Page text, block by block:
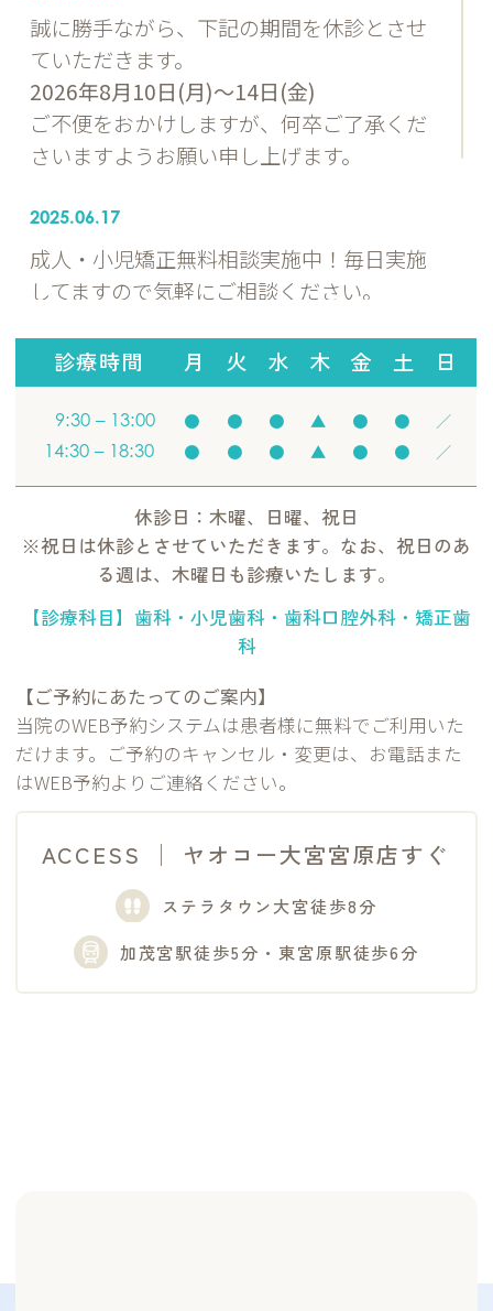
誠に勝手ながら、下記の期間を休診とさせ
ていただきます。
2026年8月10日(月)〜14日(金)
ご不便をおかけしますが、何卒ご了承くだ
さいますようお願い申し上げます。
2025.06.17
成人・小児矯正無料相談実施中！毎日実施
してますので気軽にご相談ください。
2025.06.12
ブログの更新始めました。
2025.06.06
HPを制作いたしました。今後共よろしくお
願いいたします。
診療時間 月 火 水 木 金 土 日
9:30 – 13:00 ● ● ● ▲ ● ● ／
14:30 – 18:30 ● ● ● ▲ ● ● ／
休診日：木曜、日曜、祝日
※祝日は休診とさせていただきます。なお、祝日のあ
る週は、木曜日も診療いたします。
【診療科目】歯科・小児歯科・歯科口腔外科・矯正歯
科
【ご予約にあたってのご案内】
当院のWEB予約システムは患者様に無料でご利用いた
だけます。ご予約のキャンセル・変更は、お電話また
はWEB予約よりご連絡ください。
ACCESS │ ヤオコー大宮宮原店すぐ
ステラタウン大宮徒歩8分
加茂宮駅徒歩5分・東宮原駅徒歩6分